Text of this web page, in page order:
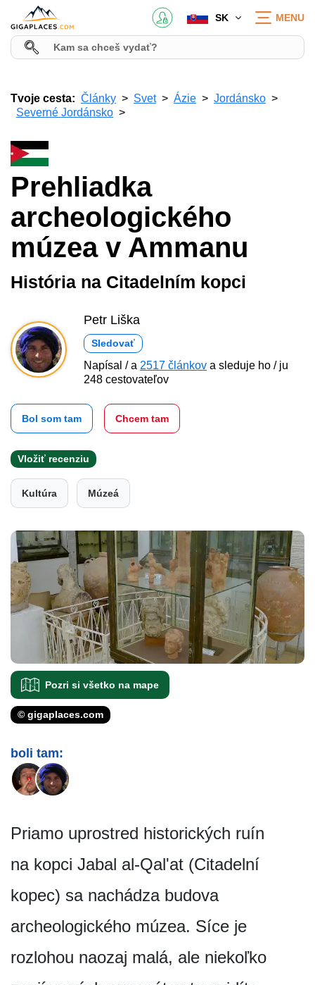
SK MENU
Tvoje cesta: Články Svet Ázie
Jordánsko
Severné Jordánsko
Prehliadka
archeologického
múzea v Ammanu
História na Citadelním kopci
Petr Liška
Sledovať
Napísal / a 2517 článkov a sleduje ho / ju
248 cestovateľov
Bol som tam Chcem tam
Vložiť recenziu
Kultúra Múzeá
Pozri si všetko na mape
© gigaplaces.com
boli tam:
Priamo uprostred historických ruín
na kopci Jabal al-Qal'at (Citadelní
kopec) sa nachádza budova
archeologického múzea. Síce je
rozlohou naozaj malá, ale niekoľko